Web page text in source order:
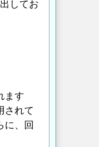
してお
ます
されて
に、回